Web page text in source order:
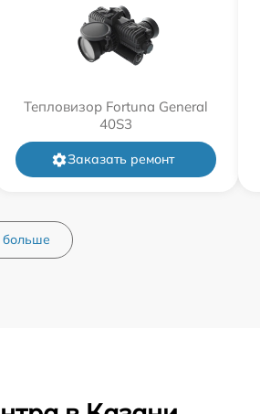
Тепловизор Fortuna General
40S3
Заказать ремонт
больше